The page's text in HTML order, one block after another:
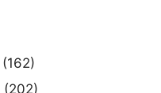
(162)
(202)